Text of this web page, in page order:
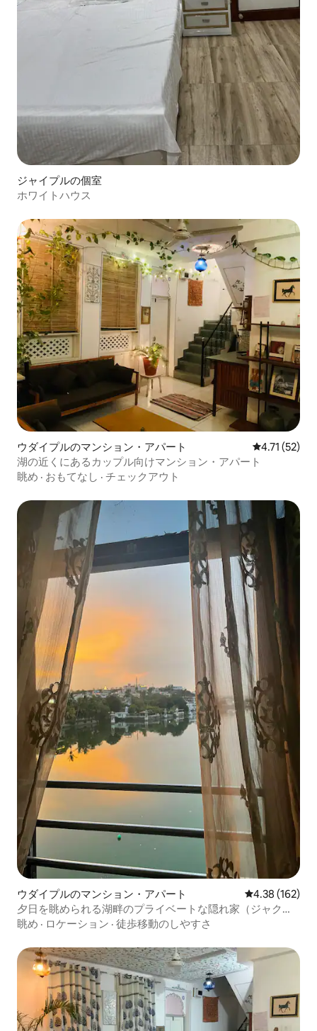
ジャイプルの個室
ホワイトハウス
ウダイプルのマンション・アパート レビュー52
4.71 (52)
湖の近くにあるカップル向けマンション・アパート
眺め · おもてなし · チェックアウト
ウダイプルのマンション・アパート レビュー162
4.38 (162)
夕日を眺められる湖畔のプライベートな隠れ家（ジャクー
ジ付き）
眺め · ロケーション · 徒歩移動のしやすさ